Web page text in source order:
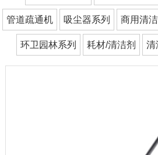
管道疏通机 吸尘器系列 商用清
环卫园林系列 耗材/清洁剂 清